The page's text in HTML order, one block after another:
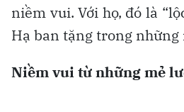
niềm vui. Với họ, đó là
Hạ ban tặng trong những
Niềm vui từ những mẻ